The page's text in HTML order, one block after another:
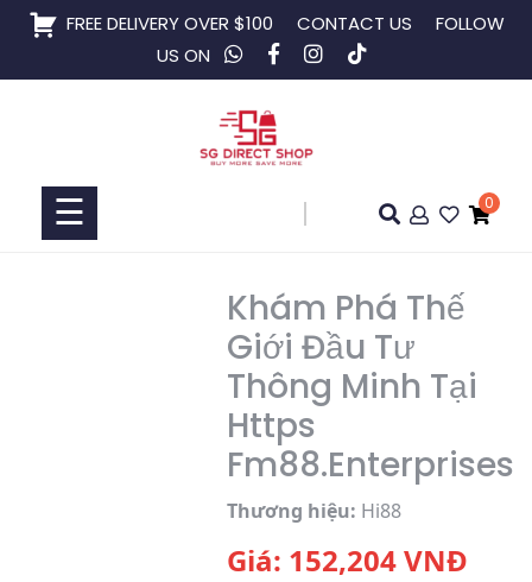
Skip
FREE DELIVERY OVER $100 CONTACT US
FOLLOW
US ON
Collaboration
☰ 0
Khám Phá Thế
Giới Đầu Tư
Thông Minh Tại
Https
Fm88.Enterprises
Thương hiệu: Hi88
Giá: 152,204VNĐ